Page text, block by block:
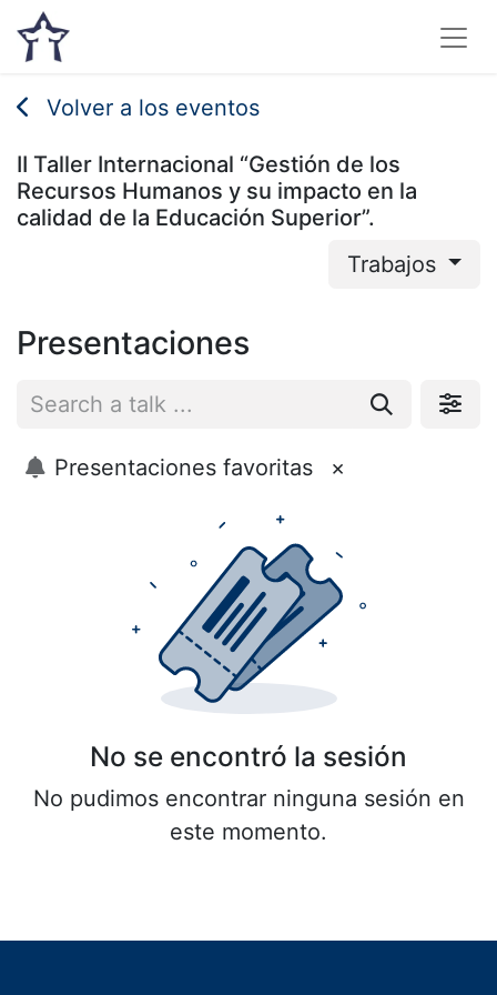
Volver a los eventos
II Taller Internacional “Gestión de los
Recursos Humanos y su impacto en la
calidad de la Educación Superior”.
Trabajos
Presentaciones
Presentaciones favoritas ×
No se encontró la sesión
No pudimos encontrar ninguna sesión en
este momento.